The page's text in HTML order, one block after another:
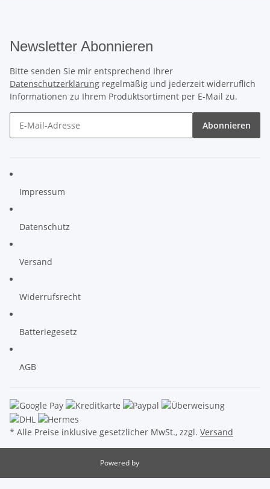
Newsletter Abonnieren
Bitte senden Sie mir entsprechend Ihrer
Datenschutzerklärung regelmäßig und jederzeit widerruflich
Informationen zu Ihrem Produktsortiment per E-Mail zu.
Abonnieren
Impressum
Datenschutz
Versand
Widerrufsrecht
Batteriegesetz
AGB
* Alle Preise inklusive gesetzlicher MwSt., zzgl. Versand
Powered by